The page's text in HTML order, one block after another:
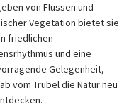
von Flüssen und
Vegetation bietet sie
friedlichen
und eine
Gelegenheit,
vom Trubel die Natur neu